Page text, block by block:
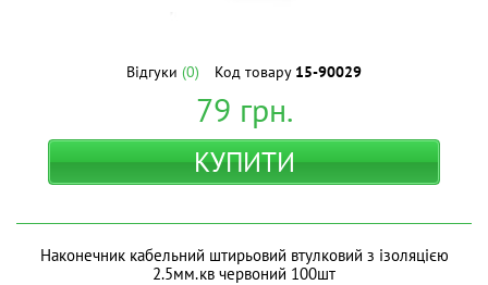
Відгуки (0) Код товару 15-90029
79 грн.
КУПИТИ
Наконечник кабельний штирьовий втулковий з ізоляцією
2.5мм.кв червоний 100шт